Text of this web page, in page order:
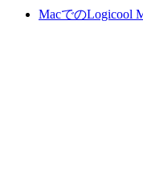
MacでのLogicool